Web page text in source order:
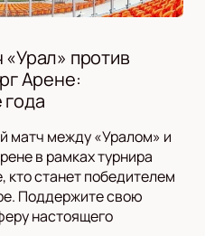
против
Арене:
матч между «Уралом» и
в рамках турнира
кто станет победителем
Поддержите свою
настоящего